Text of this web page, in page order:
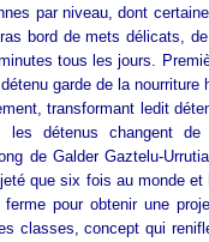
par niveau, dont
bord de mets délicats,
tous les jours.
garde de la nourriture
transformant ledit
les détenus changent de
de Galder Gaztelu-
que six fois au monde et
pour obtenir une
classes, concept qui